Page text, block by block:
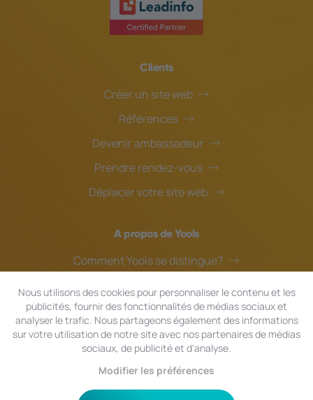
Clients
Créer un site web
Références
Devenir ambassadeur
Prendre rendez-vous
Déplacer votre site web
A propos de Yools
Comment Yools se distingue?
Blog
Assistance en ligne
© 2024 Yools Tous droits réservés.
Nous utilisons des cookies pour personnaliser le contenu et les
publicités, fournir des fonctionnalités de médias sociaux et
analyser le trafic. Nous partageons également des informations
sur votre utilisation de notre site avec nos partenaires de médias
sociaux, de publicité et d'analyse.
Modifier les préférences